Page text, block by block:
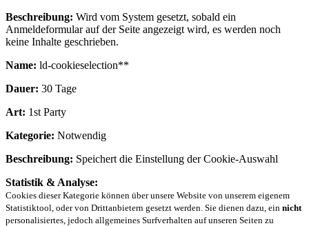
Beschreibung: Wird vom System gesetzt, sobald ein
Anmeldeformular auf der Seite angezeigt wird, es werden noch
keine Inhalte geschrieben.
Name: ld-cookieselection**
Dauer: 30 Tage
Art: 1st Party
Kategorie: Notwendig
Beschreibung: Speichert die Einstellung der Cookie-Auswahl
Statistik & Analyse:
Cookies dieser Kategorie können über unsere Website von unserem eigenem
Statistiktool, oder von Drittanbietern gesetzt werden. Sie dienen dazu, ein nicht
personalisiertes, jedoch allgemeines Surfverhalten auf unseren Seiten zu